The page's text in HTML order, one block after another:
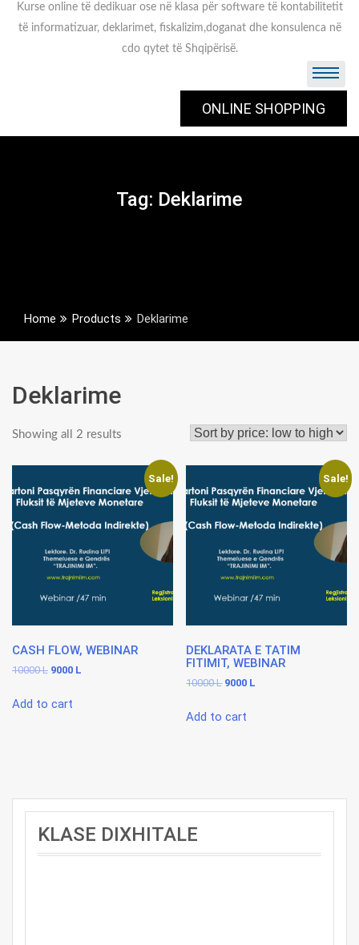
Kurse online të dedikuar ose në klasa për software të kontabilitetit
të informatizuar, deklarimet, fiskalizim,doganat dhe konsulenca në
cdo qytet të Shqipërisë.
ONLINE SHOPPING
Tag: Deklarime
Home Products Deklarime
Deklarime
Showing all 2 results
price:
low
high
Sale!
CASH FLOW, WEBINAR
10000L Original
was:
9000 L
Add to cart
Sale!
DEKLARATA E TATIM
FITIMIT, WEBINAR
10000L Original
was:
9000 L
Add to cart
KLASE DIXHITALE